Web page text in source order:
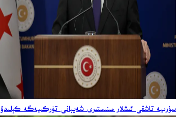
سۈرىيە تاشقى ئىشلار مىنىستىرى شەيبانى تۈركىيەگە كېلىدۇ